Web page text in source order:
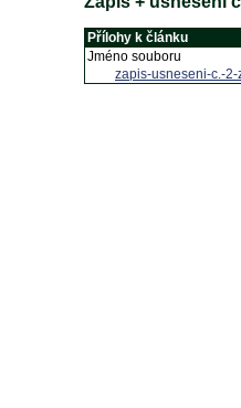
Přílohy k článku
Jméno souboru
zapis-usneseni-c.-